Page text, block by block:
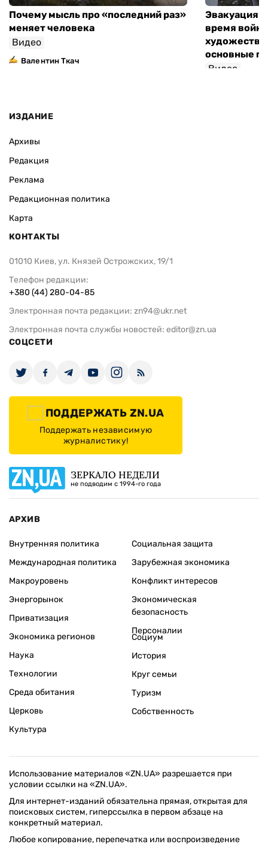
Почему мысль про «последний раз»
меняет человека
Видео
Валентин Ткач
Эвакуация
время
основные
Видео
ИЗДАНИЕ
Архивы
Редакция
Реклама
Редакционная политика
Карта
КОНТАКТЫ
01010 Киев, ул. Князей Острожских, 19/1
Телефон редакции:
+380 (44) 280-04-85
Электронная почта редакции: zn94@ukr.net
Электронная почта службы новостей: editor@zn.ua
СОЦСЕТИ
ПОДДЕРЖАТЬ ZN.UA
Поддержать независимую
журналистику!
ЗЕРКАЛО НЕДЕЛИ
не подводим с 1994-го года
АРХИВ
Внутренняя политика
Международная политика
Макроуровень
Энергорынок
Приватизация
Экономика регионов
Социальная защита
Зарубежная экономика
Конфликт интересов
Экономическая
безопасность
Персоналии
Наука
Технологии
Среда обитания
Церковь
Культура
Социум
История
Круг семьи
Туризм
Собственность
Использование материалов «ZN.UA» разрешается при
условии ссылки на «ZN.UA».
Для интернет-изданий обязательна прямая, открытая для
поисковых систем, гиперссылка в первом абзаце на
конкретный материал.
Любое копирование, перепечатка или воспроизведение